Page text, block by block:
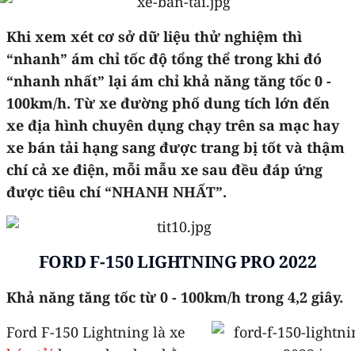
Khi xem xét cơ sở dữ liệu thử nghiệm thì
“nhanh” ám chỉ tốc độ tổng thể trong khi đó
“nhanh nhất” lại ám chỉ khả năng tăng tốc 0 -
100km/h. Từ xe đường phố dung tích lớn đến
xe địa hình chuyên dụng chạy trên sa mạc hay
xe bán tải hạng sang được trang bị tốt và thậm
chí cả xe điện, mỗi mẫu xe sau đều đáp ứng
được tiêu chí “NHANH NHẤT”.
FORD F-150 LIGHTNING PRO 2022
Khả năng tăng tốc từ 0 - 100km/h trong 4,2 giây.
Ford F-150 Lightning là xe